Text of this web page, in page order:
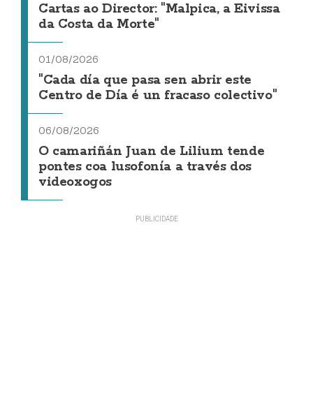
Cartas ao Director: "Malpica, a Eivissa
da Costa da Morte"
01/08/2026
"Cada día que pasa sen abrir este
Centro de Día é un fracaso colectivo"
06/08/2026
O camariñán Juan de Lilium tende
pontes coa lusofonía a través dos
videoxogos